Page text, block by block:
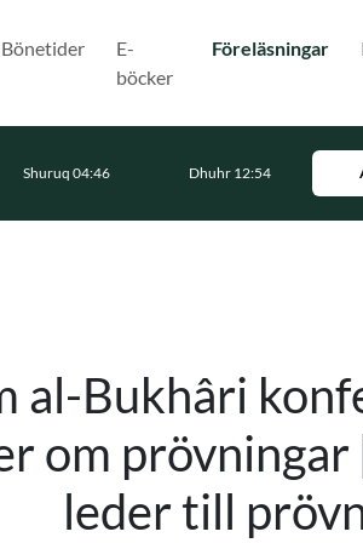
Bönetider
E-
böcker
Föreläsningar
Shuruq 04:46 Dhuhr 12:54
al-Bukhâri
om prövningar
leder till